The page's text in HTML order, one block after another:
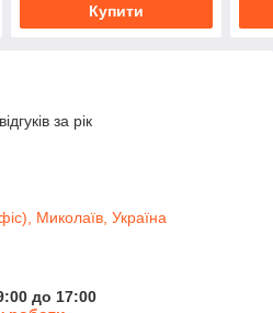
Купити
за рік
Миколаїв, Україна
до 17:00